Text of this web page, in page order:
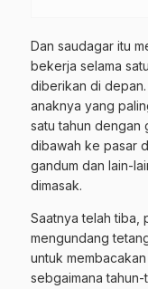
Dan saudagar itu
bekerja selama
diberikan di depan.
anaknya yang
satu tahun dengan
dibawah ke pasar
gandum dan lain-
dimasak.
Saatnya telah tiba,
mengundang
untuk
sebgaimana